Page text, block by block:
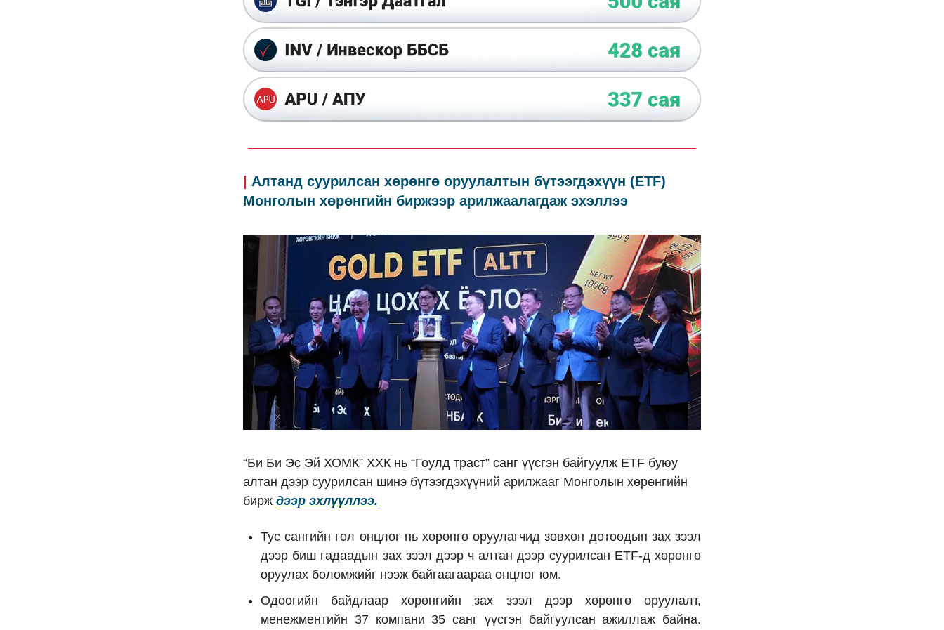
Алтанд суурилсан хөрөнгө оруулалтын бүтээгдэхүүн (ETF)
Монголын хөрөнгийн биржээр арилжаалагдаж эхэллээ
“Би Би Эс Эй ХОМК” ХХК нь “Гоулд траст” санг үүсгэн байгуулж ETF буюу
алтан дээр суурилсан шинэ бүтээгдэхүүний арилжааг Монголын хөрөнгийн
бирж дээр эхлүүллээ.
Тус сангийн гол онцлог нь хөрөнгө оруулагчид зөвхөн дотоодын зах зээл
дээр биш гадаадын зах зээл дээр ч алтан дээр суурилсан ETF-д хөрөнгө
оруулах боломжийг нээж байгаагаараа онцлог юм.
Одоогийн байдлаар хөрөнгийн зах зээл дээр хөрөнгө оруулалт,
менежментийн 37 компани 35 санг үүсгэн байгуулсан ажиллаж байна.